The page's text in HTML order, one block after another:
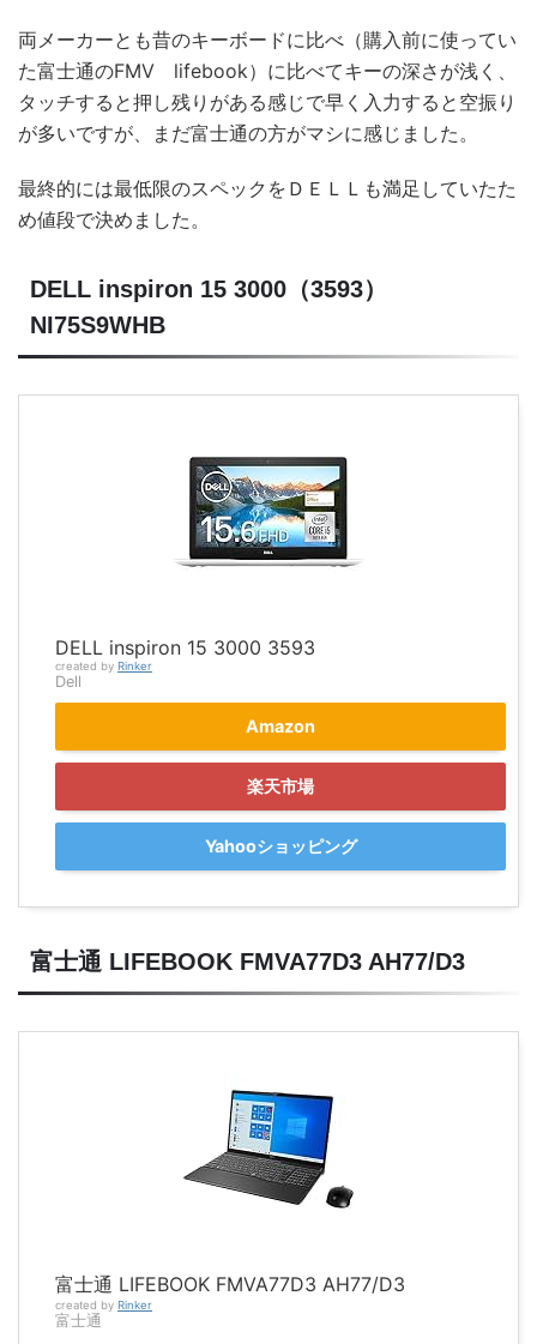
両メーカーとも昔のキーボードに比べ（購入前に使ってい
た富士通のFMV lifebook）に比べてキーの深さが浅く、
タッチすると押し残りがある感じで早く入力すると空振り
が多いですが、まだ富士通の方がマシに感じました。
最終的には最低限のスペックをＤＥＬＬも満足していたた
め値段で決めました。
DELL inspiron 15 3000（3593）
NI75S9WHB
DELL inspiron 15 3000 3593
created by Rinker
Dell
Amazon
楽天市場
Yahooショッピング
富士通 LIFEBOOK FMVA77D3 AH77/D3
富士通 LIFEBOOK FMVA77D3 AH77/D3
created by Rinker
富士通